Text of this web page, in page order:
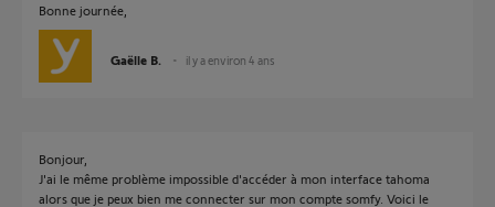
Bonne journée,
Gaëlle B. il y a environ 4 ans
Bonjour,
J'ai le même problème impossible d'accéder à mon interface tahoma
alors que je peux bien me connecter sur mon compte somfy. Voici le